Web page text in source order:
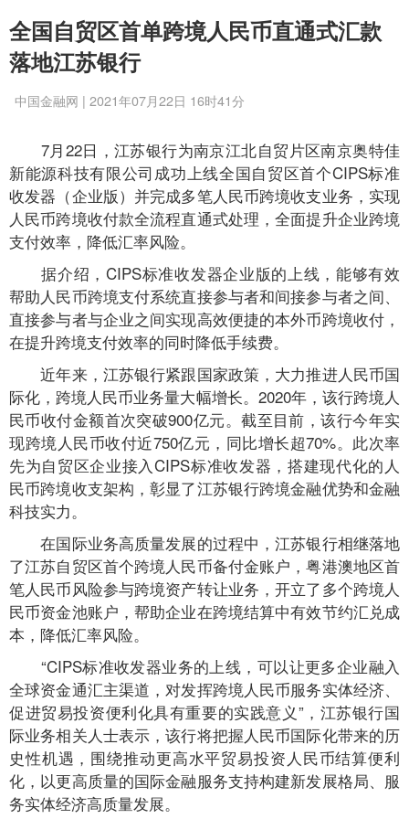
全国自贸区首单跨境人民币直通式汇款
落地江苏银行
中国金融网 | 2021年07月22日 16时41分
7月22日，江苏银行为南京江北自贸片区南京奥特佳
新能源科技有限公司成功上线全国自贸区首个CIPS标准
收发器（企业版）并完成多笔人民币跨境收支业务，实现
人民币跨境收付款全流程直通式处理，全面提升企业跨境
支付效率，降低汇率风险。
据介绍，CIPS标准收发器企业版的上线，能够有效
帮助人民币跨境支付系统直接参与者和间接参与者之间、
直接参与者与企业之间实现高效便捷的本外币跨境收付，
在提升跨境支付效率的同时降低手续费。
近年来，江苏银行紧跟国家政策，大力推进人民币国
际化，跨境人民币业务量大幅增长。2020年，该行跨境人
民币收付金额首次突破900亿元。截至目前，该行今年实
现跨境人民币收付近750亿元，同比增长超70%。此次率
先为自贸区企业接入CIPS标准收发器，搭建现代化的人
民币跨境收支架构，彰显了江苏银行跨境金融优势和金融
科技实力。
在国际业务高质量发展的过程中，江苏银行相继落地
了江苏自贸区首个跨境人民币备付金账户，粤港澳地区首
笔人民币风险参与跨境资产转让业务，开立了多个跨境人
民币资金池账户，帮助企业在跨境结算中有效节约汇兑成
本，降低汇率风险。
“CIPS标准收发器业务的上线，可以让更多企业融入
全球资金通汇主渠道，对发挥跨境人民币服务实体经济、
促进贸易投资便利化具有重要的实践意义”，江苏银行国
际业务相关人士表示，该行将把握人民币国际化带来的历
史性机遇，围绕推动更高水平贸易投资人民币结算便利
化，以更高质量的国际金融服务支持构建新发展格局、服
务实体经济高质量发展。